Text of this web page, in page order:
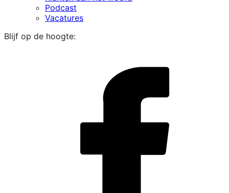
Podcast
Vacatures
Blijf op de hoogte: